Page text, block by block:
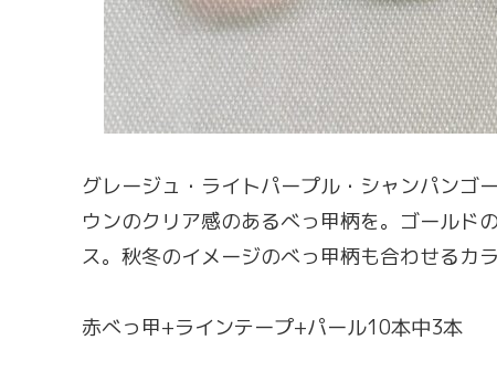
グレージュ・ライトパープル・シャンパンゴ
ウンのクリア感のあるべっ甲柄を。ゴールド
ス。秋冬のイメージのべっ甲柄も合わせるカ
赤べっ甲+ラインテープ+パール10本中3本